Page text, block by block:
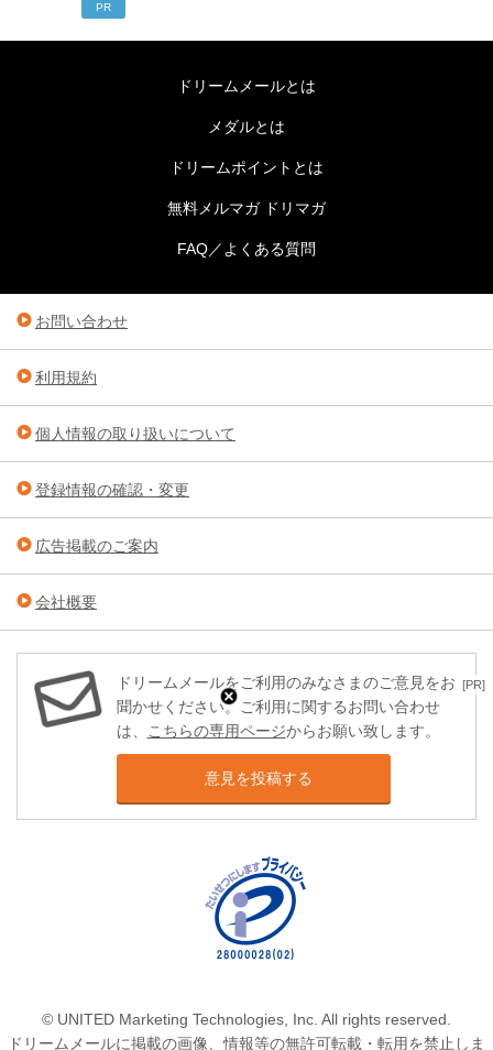
[PR]
PR
ドリームメールとは
メダルとは
ドリームポイントとは
無料メルマガ ドリマガ
FAQ／よくある質問
お問い合わせ
利用規約
個人情報の取り扱いについて
登録情報の確認・変更
広告掲載のご案内
会社概要
ドリームメールをご利用のみなさまのご意見をお
聞かせください。ご利用に関するお問い合わせ
は、
こちらの専用ページからお願い致します。
意見を投稿する
© UNITED Marketing Technologies, Inc. All rights reserved.
ドリームメールに掲載の画像、情報等の無許可転載・転用を禁止しま